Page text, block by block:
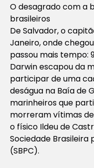
O desagrado com a
brasileiros
De Salvador, o
Janeiro, onde
passou mais tempo:
Darwin escapou da
participar de uma
deságua na Baía de
marinheiros que
morreram vítimas
o físico Ildeu de
Sociedade Brasileira
(SBPC).